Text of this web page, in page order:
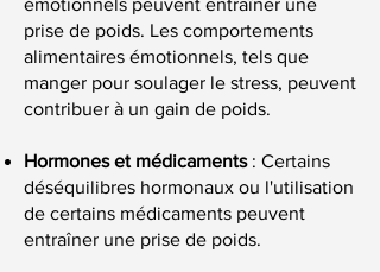
émotionnels peuvent entraîner une
prise de poids. Les comportements
alimentaires émotionnels, tels que
manger pour soulager le stress, peuvent
contribuer à un gain de poids.
Hormones et médicaments: Certains
déséquilibres hormonaux ou l'utilisation
de certains médicaments peuvent
entraîner une prise de poids.